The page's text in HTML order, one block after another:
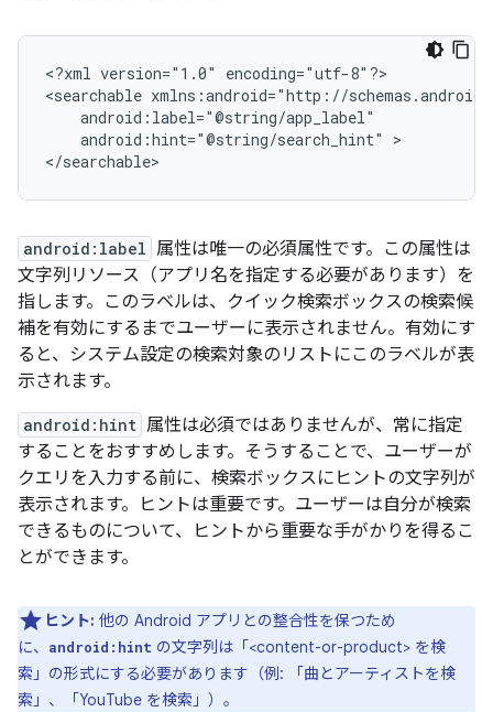
<?xml version="1.0"
encoding="utf-8"?>
<searchable
android:hint="@string/search_hint"
>
</searchable>
android:label 属性は唯一の必須属性です。この属性は
文字列リソース（アプリ名を指定する必要があります）を
指します。このラベルは、クイック検索ボックスの検索候
補を有効にするまでユーザーに表示されません。有効にす
ると、システム設定の検索対象のリストにこのラベルが表
示されます。
android:hint 属性は必須ではありませんが、常に指定
することをおすすめします。そうすることで、ユーザーが
クエリを入力する前に、検索ボックスにヒントの文字列が
表示されます。ヒントは重要です。ユーザーは自分が検索
できるものについて、ヒントから重要な手がかりを得るこ
とができます。
ヒント: 他の Android アプリとの整合性を保つため
に、
android:hint の文字列は「<content-or-product> を検
索」の形式にする必要があります（例: 「曲とアーティストを検
索」、「YouTube を検索」）。